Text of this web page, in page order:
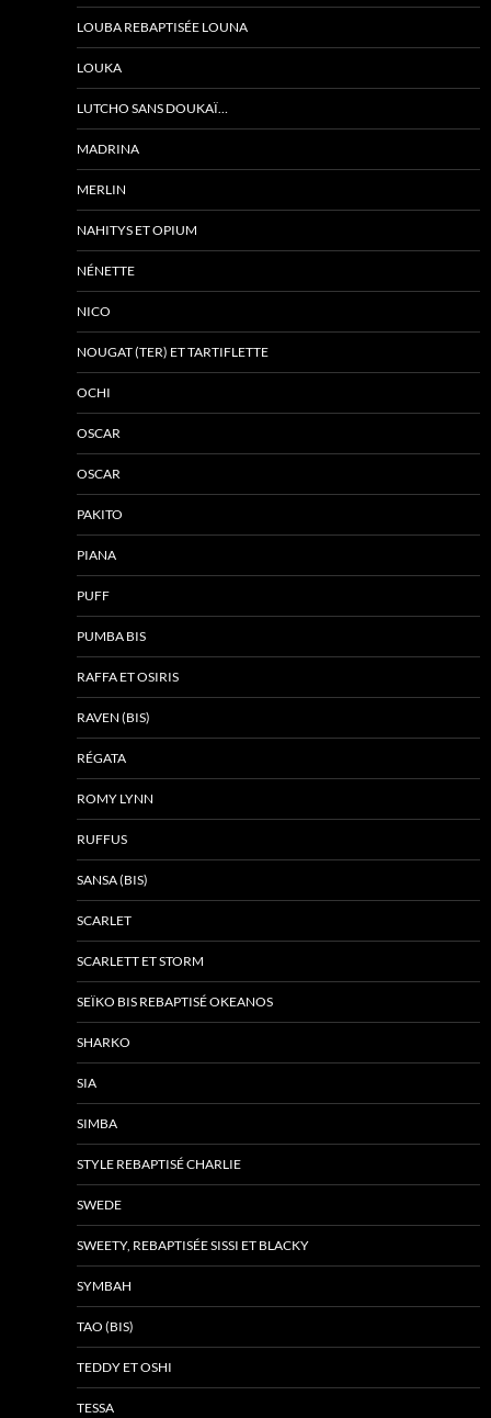
LOUBA REBAPTISÉE LOUNA
LOUKA
LUTCHO SANS DOUKAÏ…
MADRINA
MERLIN
NAHITYS ET OPIUM
NÉNETTE
NICO
NOUGAT (TER) ET TARTIFLETTE
OCHI
OSCAR
OSCAR
PAKITO
PIANA
PUFF
PUMBA BIS
RAFFA ET OSIRIS
RAVEN (BIS)
RÉGATA
ROMY LYNN
RUFFUS
SANSA (BIS)
SCARLET
SCARLETT ET STORM
SEÏKO BIS REBAPTISÉ OKEANOS
SHARKO
SIA
SIMBA
STYLE REBAPTISÉ CHARLIE
SWEDE
SWEETY, REBAPTISÉE SISSI ET BLACKY
SYMBAH
TAO (BIS)
TEDDY ET OSHI
TESSA